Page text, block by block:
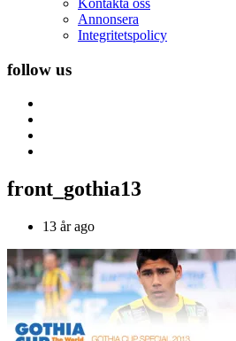
Kontakta oss
Annonsera
Integritetspolicy
follow us
front_gothia13
13 år ago